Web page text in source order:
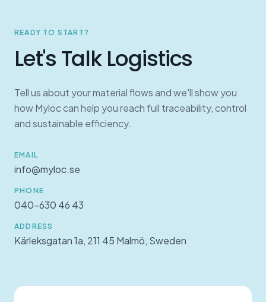
READY TO START?
Let's Talk Logistics
Tell us about your material flows and we'll show you
how Myloc can help you reach full traceability, control
and sustainable efficiency.
EMAIL
info@myloc.se
PHONE
040-630 46 43
ADDRESS
Kärleksgatan 1a, 211 45 Malmö, Sweden